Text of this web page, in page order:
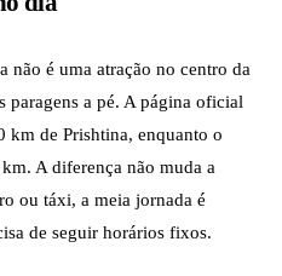
é uma atração no centro da
paragens a pé. A página oficial
km de Prishtina, enquanto o
A diferença não muda a
ou táxi, a meia jornada é
de seguir horários fixos.